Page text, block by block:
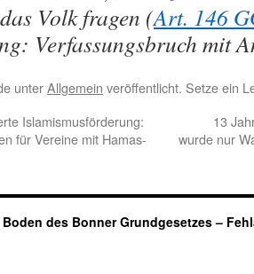
Volk fragen (Art. 146
Verfassungsbruch mit
unterAllgemein veröffentlicht. Setze ein
Islamismusförderung:
für Vereine mit Hamas-
13
wurde nur
des Bonner Grundgesetzes –